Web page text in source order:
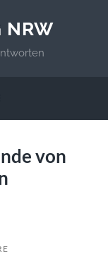
NRW
von